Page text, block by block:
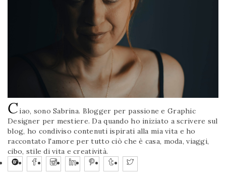
Ciao, sono Sabrina. Blogger per passione e Graphic
Designer per mestiere. Da quando ho iniziato a scrivere sul
blog, ho condiviso contenuti ispirati alla mia vita e ho
raccontato l'amore per tutto ciò che è casa, moda, viaggi,
cibo, stile di vita e creatività.